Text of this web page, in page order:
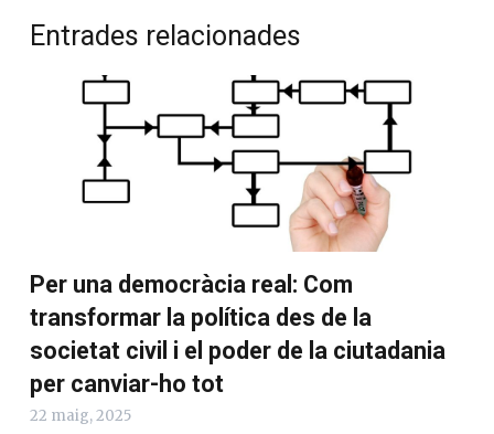
Entrades relacionades
Per una democràcia real: Com
transformar la política des de la
societat civil i el poder de la ciutadania
per canviar-ho tot
22 maig, 2025